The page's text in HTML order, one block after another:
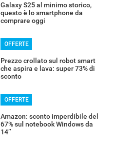
Galaxy S25 al minimo storico,
questo è lo smartphone da
comprare oggi
OFFERTE
Prezzo crollato sul robot smart
che aspira e lava: super 73% di
sconto
OFFERTE
Amazon: sconto imperdibile del
67% sul notebook Windows da
14’’